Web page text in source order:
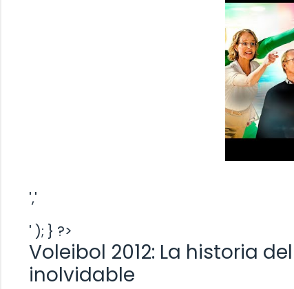
','
' ); } ?>
Voleibol 2012: La historia
inolvidable